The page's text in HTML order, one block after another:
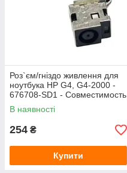
Роз`єм/гніздо живлення для
ноутбука HP G4, G4-2000 -
676708-SD1 - Совместимость
P/N: 676708-SD1, 676708-
FD1, 676708-TD1,
В наявності
254 ₴
Купити